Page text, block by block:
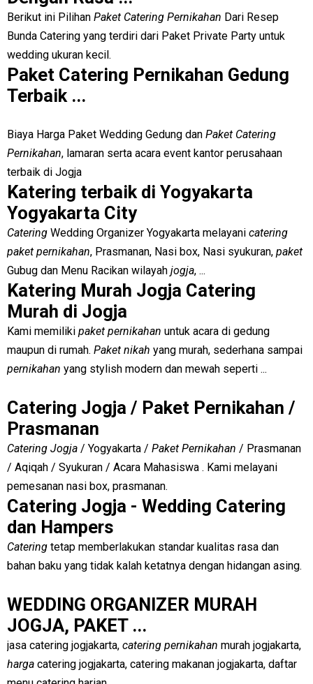
Berikut ini Pilihan Paket Catering Pernikahan Dari Resep
Bunda Catering yang terdiri dari Paket Private Party untuk
wedding ukuran kecil.
Paket Catering Pernikahan Gedung
Terbaik ...
Biaya Harga Paket Wedding Gedung dan Paket Catering
Pernikahan, lamaran serta acara event kantor perusahaan
terbaik di Jogja
Katering terbaik di Yogyakarta
Yogyakarta City
Catering Wedding Organizer Yogyakarta melayani catering
paket pernikahan, Prasmanan, Nasi box, Nasi syukuran, paket
Gubug dan Menu Racikan wilayah jogja, ...
Katering Murah Jogja Catering
Murah di Jogja
Kami memiliki paket pernikahan untuk acara di gedung
maupun di rumah. Paket nikah yang murah, sederhana sampai
pernikahan yang stylish modern dan mewah seperti ...
Catering Jogja / Paket Pernikahan /
Prasmanan
Catering Jogja / Yogyakarta / Paket Pernikahan / Prasmanan
/ Aqiqah / Syukuran / Acara Mahasiswa . Kami melayani
pemesanan nasi box, prasmanan.
Catering Jogja - Wedding Catering
dan Hampers
Catering tetap memberlakukan standar kualitas rasa dan
bahan baku yang tidak kalah ketatnya dengan hidangan asing.
WEDDING ORGANIZER MURAH
JOGJA, PAKET ...
jasa catering jogjakarta, catering pernikahan murah jogjakarta,
harga catering jogjakarta, catering makanan jogjakarta, daftar